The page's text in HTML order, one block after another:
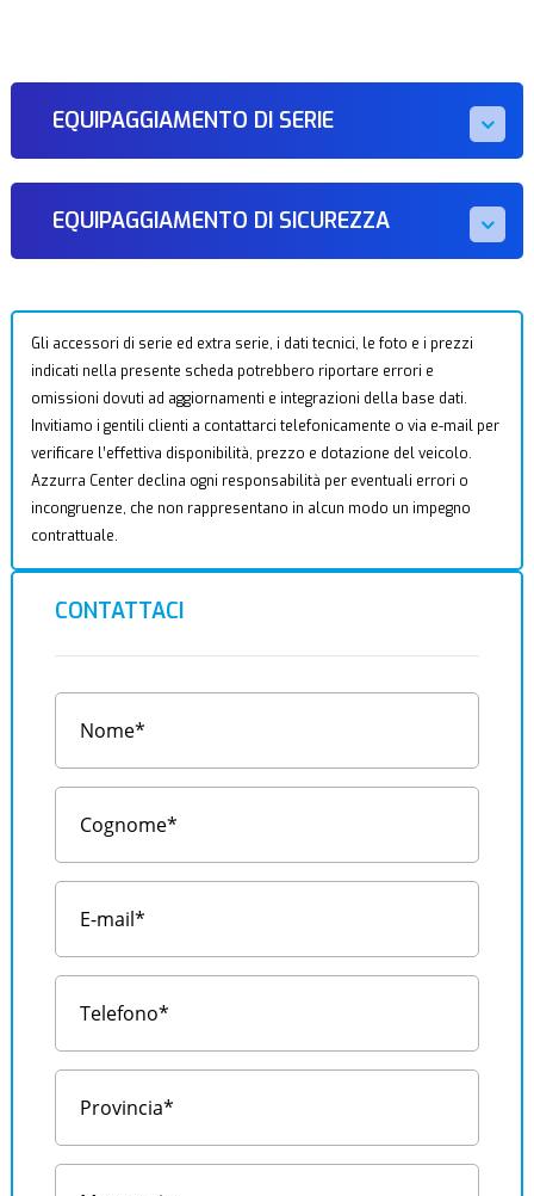
EQUIPAGGIAMENTO DI SERIE
EQUIPAGGIAMENTO DI SICUREZZA
Gli accessori di serie ed extra serie, i dati tecnici, le foto e i prezzi
indicati nella presente scheda potrebbero riportare errori e
omissioni dovuti ad aggiornamenti e integrazioni della base dati.
Invitiamo i gentili clienti a contattarci telefonicamente o via e-mail per
verificare l’effettiva disponibilità, prezzo e dotazione del veicolo.
Azzurra Center declina ogni responsabilità per eventuali errori o
incongruenze, che non rappresentano in alcun modo un impegno
contrattuale.
CONTATTACI